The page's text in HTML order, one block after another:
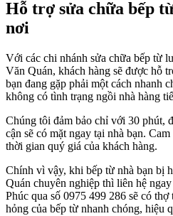
Hỗ trợ sửa chữa bếp
nơi
Với các chi nhánh sửa chữa bếp từ
Văn Quán, khách hàng sẽ được hỗ
bạn đang gặp phải một cách nhanh
không có tình trạng ngồi nhà hàng
Chúng tôi đảm bảo chỉ với 30 phút,
cận sẽ có mặt ngay tại nhà bạn.
thời gian quý giá của khách hàng.
Chính vì vậy, khi bếp từ nhà bạn bị
Quán chuyên nghiệp thì liên hệ
Phúc qua số 0975 499 286 sẽ có
hỏng của bếp từ nhanh chóng, hiệu